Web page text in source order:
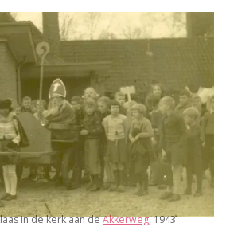
in de kerk aan deAkkerweg, 1943